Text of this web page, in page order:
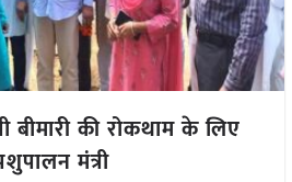
बीमारी की रोकथाम के लिए
मंत्री